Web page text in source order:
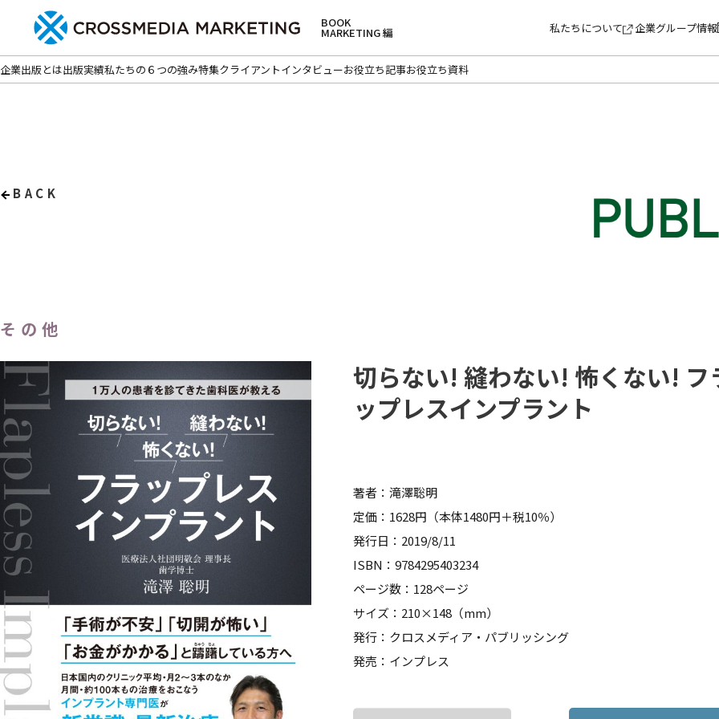
BOOK
MARKETING 編 私たちについて 企業グループ情報
企業出版とは出版実績私たちの６つの強み特集クライアントインタビューお役立ち記事お役立ち資料
BACK
その他
切らない! 縫わない! 怖くない! フ
ップレスインプラント
著者：滝澤聡明
定価：1628円（本体1480円＋税10％）
発行日：2019/8/11
ISBN：9784295403234
ページ数：128ページ
サイズ：210×148（mm）
発行：クロスメディア・パブリッシング
発売：インプレス